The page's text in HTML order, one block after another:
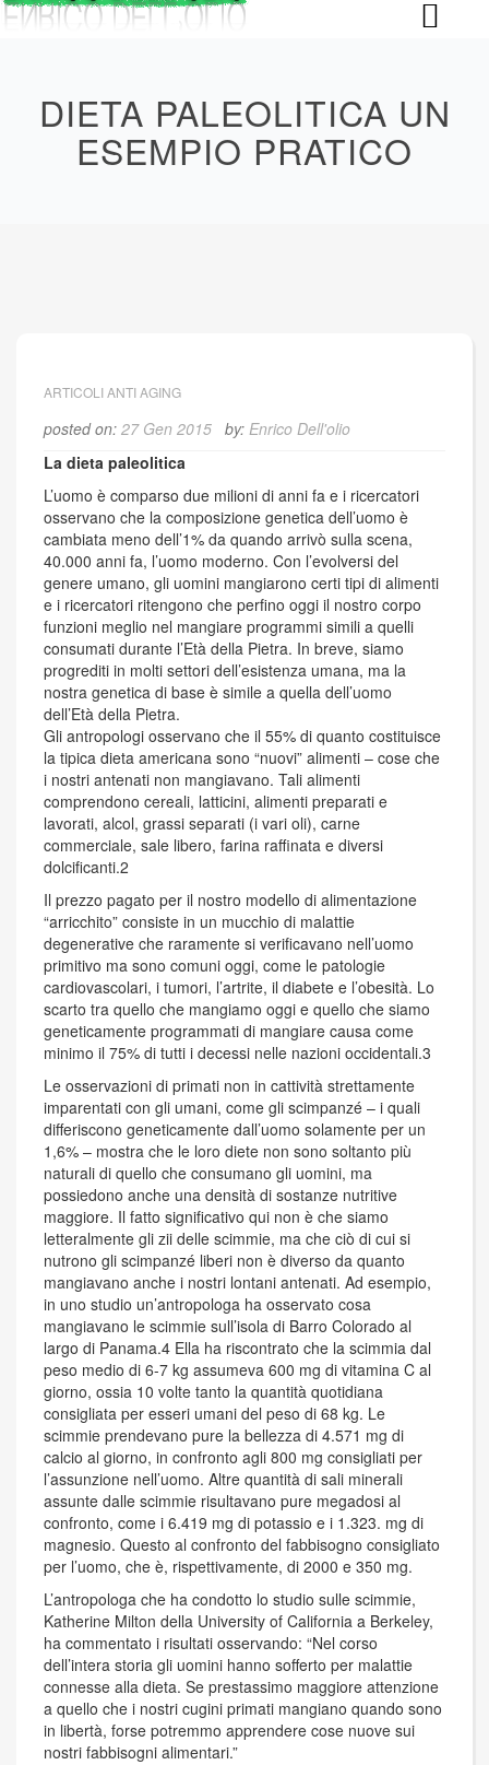
Skip
DIETA PALEOLITICA UN
ESEMPIO PRATICO
ARTICOLI ANTI AGING
posted on: 27 Gen 2015 by: Enrico Dell'olio
La dieta paleolitica
L’uomo è comparso due milioni di anni fa e i ricercatori
osservano che la composizione genetica dell’uomo è
cambiata meno dell’1% da quando arrivò sulla scena,
40.000 anni fa, l’uomo moderno. Con l’evolversi del
genere umano, gli uomini mangiarono certi tipi di alimenti
e i ricercatori ritengono che perfino oggi il nostro corpo
funzioni meglio nel mangiare programmi simili a quelli
consumati durante l’Età della Pietra. In breve, siamo
progrediti in molti settori dell’esistenza umana, ma la
nostra genetica di base è simile a quella dell’uomo
dell’Età della Pietra.
Gli antropologi osservano che il 55% di quanto costituisce
la tipica dieta americana sono “nuovi” alimenti – cose che
i nostri antenati non mangiavano. Tali alimenti
comprendono cereali, latticini, alimenti preparati e
lavorati, alcol, grassi separati (i vari oli), carne
commerciale, sale libero, farina raffinata e diversi
dolcificanti.2
Il prezzo pagato per il nostro modello di alimentazione
“arricchito” consiste in un mucchio di malattie
degenerative che raramente si verificavano nell’uomo
primitivo ma sono comuni oggi, come le patologie
cardiovascolari, i tumori, l’artrite, il diabete e l’obesità. Lo
scarto tra quello che mangiamo oggi e quello che siamo
geneticamente programmati di mangiare causa come
minimo il 75% di tutti i decessi nelle nazioni occidentali.3
Le osservazioni di primati non in cattività strettamente
imparentati con gli umani, come gli scimpanzé – i quali
differiscono geneticamente dall’uomo solamente per un
1,6% – mostra che le loro diete non sono soltanto più
naturali di quello che consumano gli uomini, ma
possiedono anche una densità di sostanze nutritive
maggiore. Il fatto significativo qui non è che siamo
letteralmente gli zii delle scimmie, ma che ciò di cui si
nutrono gli scimpanzé liberi non è diverso da quanto
mangiavano anche i nostri lontani antenati. Ad esempio,
in uno studio un’antropologa ha osservato cosa
mangiavano le scimmie sull’isola di Barro Colorado al
largo di Panama.4 Ella ha riscontrato che la scimmia dal
peso medio di 6-7 kg assumeva 600 mg di vitamina C al
giorno, ossia 10 volte tanto la quantità quotidiana
consigliata per esseri umani del peso di 68 kg. Le
scimmie prendevano pure la bellezza di 4.571 mg di
calcio al giorno, in confronto agli 800 mg consigliati per
l’assunzione nell’uomo. Altre quantità di sali minerali
assunte dalle scimmie risultavano pure megadosi al
confronto, come i 6.419 mg di potassio e i 1.323. mg di
magnesio. Questo al confronto del fabbisogno consigliato
per l’uomo, che è, rispettivamente, di 2000 e 350 mg.
L’antropologa che ha condotto lo studio sulle scimmie,
Katherine Milton della University of California a Berkeley,
ha commentato i risultati osservando: “Nel corso
dell’intera storia gli uomini hanno sofferto per malattie
connesse alla dieta. Se prestassimo maggiore attenzione
a quello che i nostri cugini primati mangiano quando sono
in libertà, forse potremmo apprendere cose nuove sui
nostri fabbisogni alimentari.”